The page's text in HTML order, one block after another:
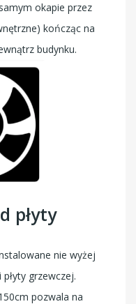
okapie przez
kończąc na
budynku.
płyty
nie wyżej
grzewczej.
pozwala na